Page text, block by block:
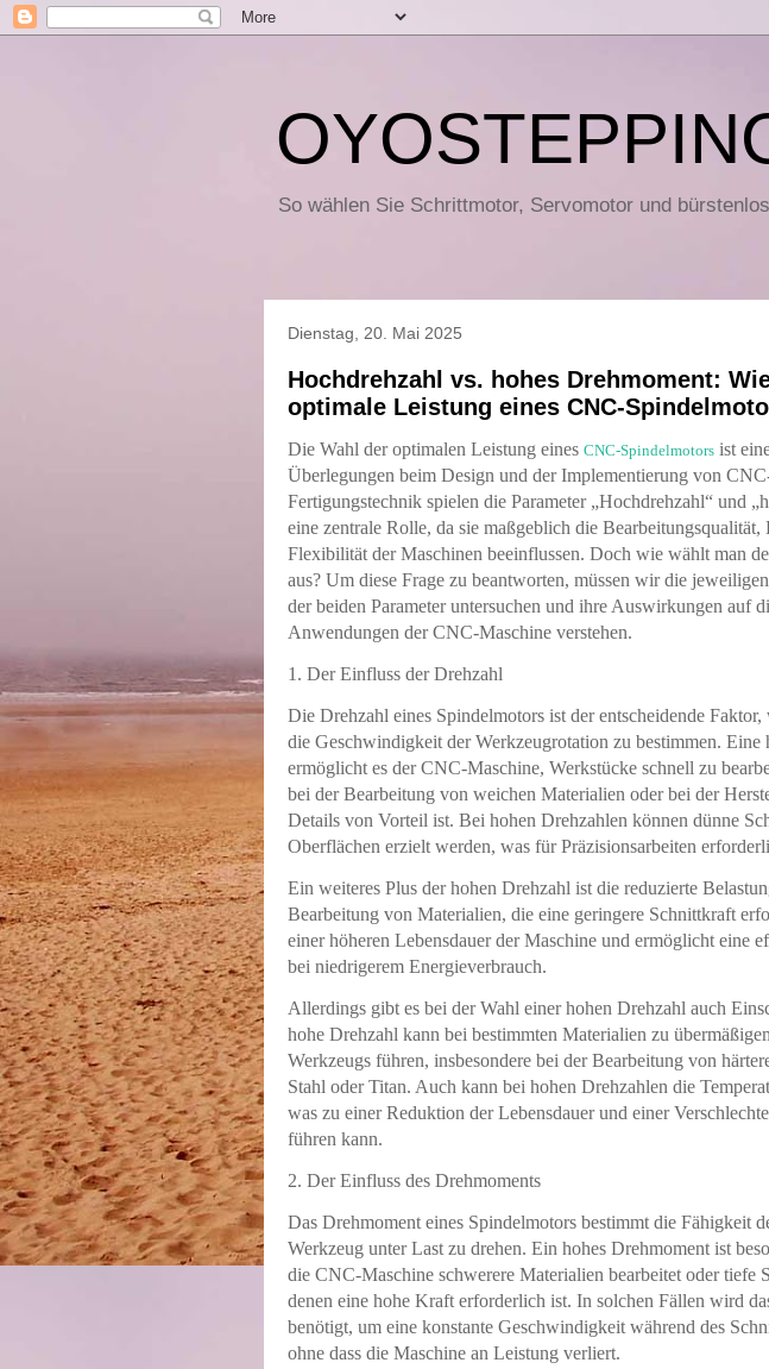
So wählen Sie Schrittmotor, Servomotor und
Dienstag, 20. Mai 2025
Hochdrehzahl vs. hohes Drehmoment:
optimale Leistung eines CNC-
Die Wahl der optimalen Leistung eines CNC-Spindelmotors ist
Überlegungen beim Design und der Implementierung von
Fertigungstechnik spielen die Parameter „Hochdrehzahl“ und
eine zentrale Rolle, da sie maßgeblich die
Flexibilität der Maschinen beeinflussen. Doch wie wählt man
aus? Um diese Frage zu beantworten, müssen wir die
der beiden Parameter untersuchen und ihre Auswirkungen auf
Anwendungen der CNC-Maschine verstehen.
1. Der Einfluss der Drehzahl
Die Drehzahl eines Spindelmotors ist der entscheidende Faktor,
die Geschwindigkeit der Werkzeugrotation zu bestimmen. Eine
ermöglicht es der CNC-Maschine, Werkstücke schnell zu
bei der Bearbeitung von weichen Materialien oder bei der
Details von Vorteil ist. Bei hohen Drehzahlen können dünne
Oberflächen erzielt werden, was für Präzisionsarbeiten
Ein weiteres Plus der hohen Drehzahl ist die reduzierte
Bearbeitung von Materialien, die eine geringere Schnittkraft
einer höheren Lebensdauer der Maschine und ermöglicht eine
bei niedrigerem Energieverbrauch.
Allerdings gibt es bei der Wahl einer hohen Drehzahl auch
hohe Drehzahl kann bei bestimmten Materialien zu
Werkzeugs führen, insbesondere bei der Bearbeitung von
Stahl oder Titan. Auch kann bei hohen Drehzahlen die
was zu einer Reduktion der Lebensdauer und einer
führen kann.
2. Der Einfluss des Drehmoments
Das Drehmoment eines Spindelmotors bestimmt die Fähigkeit
Werkzeug unter Last zu drehen. Ein hohes Drehmoment ist
die CNC-Maschine schwerere Materialien bearbeitet oder tiefe
denen eine hohe Kraft erforderlich ist. In solchen Fällen wird
benötigt, um eine konstante Geschwindigkeit während des
ohne dass die Maschine an Leistung verliert.